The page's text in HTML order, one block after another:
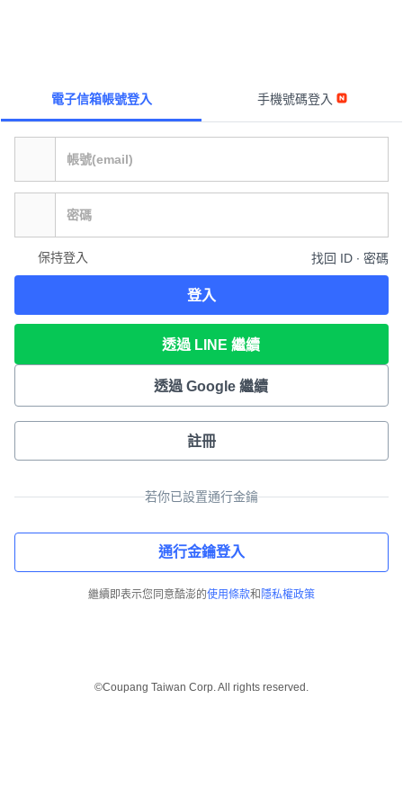
電子信箱帳號登入 手機號碼登入
保持登入 找回 ID ∙ 密碼
登入
透過 LINE 繼續
透過 Google 繼續
註冊
若你已設置通行金鑰
通行金鑰登入
繼續即表示您同意酷澎的使用條款和 隱私權政策
©Coupang Taiwan Corp. All rights reserved.